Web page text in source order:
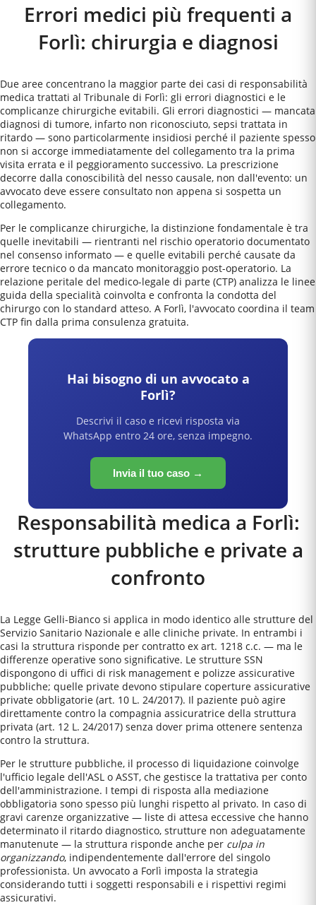
Errori medici più frequenti a
Forlì: chirurgia e diagnosi
Due aree concentrano la maggior parte dei casi di responsabilità
medica trattati al Tribunale di Forlì: gli errori diagnostici e le
complicanze chirurgiche evitabili. Gli errori diagnostici — mancata
diagnosi di tumore, infarto non riconosciuto, sepsi trattata in
ritardo — sono particolarmente insidiosi perché il paziente spesso
non si accorge immediatamente del collegamento tra la prima
visita errata e il peggioramento successivo. La prescrizione
decorre dalla conoscibilità del nesso causale, non dall'evento: un
avvocato deve essere consultato non appena si sospetta un
collegamento.
Per le complicanze chirurgiche, la distinzione fondamentale è tra
quelle inevitabili — rientranti nel rischio operatorio documentato
nel consenso informato — e quelle evitabili perché causate da
errore tecnico o da mancato monitoraggio post-operatorio. La
relazione peritale del medico-legale di parte (CTP) analizza le linee
guida della specialità coinvolta e confronta la condotta del
chirurgo con lo standard atteso. A Forlì, l'avvocato coordina il team
CTP fin dalla prima consulenza gratuita.
Hai bisogno di un avvocato a
Forlì?
Descrivi il caso e ricevi risposta via
WhatsApp entro 24 ore, senza impegno.
Invia il tuo caso →
Responsabilità medica a Forlì:
strutture pubbliche e private a
confronto
La Legge Gelli-Bianco si applica in modo identico alle strutture del
Servizio Sanitario Nazionale e alle cliniche private. In entrambi i
casi la struttura risponde per contratto ex art. 1218 c.c. — ma le
differenze operative sono significative. Le strutture SSN
dispongono di uffici di risk management e polizze assicurative
pubbliche; quelle private devono stipulare coperture assicurative
private obbligatorie (art. 10 L. 24/2017). Il paziente può agire
direttamente contro la compagnia assicuratrice della struttura
privata (art. 12 L. 24/2017) senza dover prima ottenere sentenza
contro la struttura.
Per le strutture pubbliche, il processo di liquidazione coinvolge
l'ufficio legale dell'ASL o ASST, che gestisce la trattativa per conto
dell'amministrazione. I tempi di risposta alla mediazione
obbligatoria sono spesso più lunghi rispetto al privato. In caso di
gravi carenze organizzative — liste di attesa eccessive che hanno
determinato il ritardo diagnostico, strutture non adeguatamente
manutenute — la struttura risponde anche per culpa in
organizzando, indipendentemente dall'errore del singolo
professionista. Un avvocato a Forlì imposta la strategia
considerando tutti i soggetti responsabili e i rispettivi regimi
assicurativi.